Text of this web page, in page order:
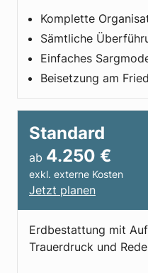
Komplette
Sämtliche
Einfaches
Beisetzung am
Standard
ab 4.250 €
exkl. externe Kosten
Jetzt planen
Erdbestattung mit
Trauerdruck und Rede